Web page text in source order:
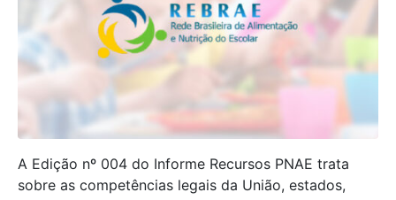
A Edição nº 004 do Informe Recursos PNAE trata
sobre as competências legais da União, estados,